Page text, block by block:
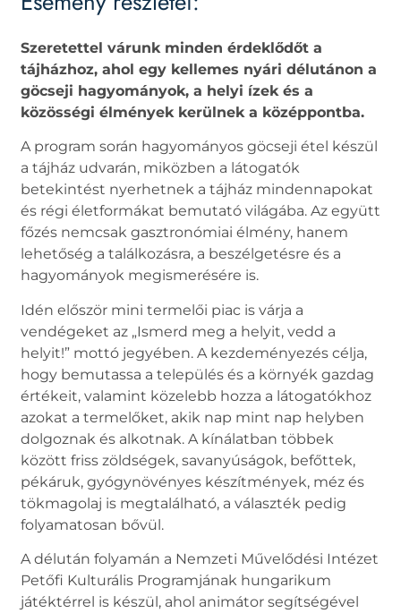
Szeretettel várunk minden érdeklődőt a
tájházhoz, ahol egy kellemes nyári délutánon a
göcseji hagyományok, a helyi ízek és a
közösségi élmények kerülnek a középpontba.
A program során hagyományos göcseji étel készül
a tájház udvarán, miközben a látogatók
betekintést nyerhetnek a tájház mindennapokat
és régi életformákat bemutató világába. Az együtt
főzés nemcsak gasztronómiai élmény, hanem
lehetőség a találkozásra, a beszélgetésre és a
hagyományok megismerésére is.
Idén először mini termelői piac is várja a
vendégeket az „Ismerd meg a helyit, vedd a
helyit!” mottó jegyében. A kezdeményezés célja,
hogy bemutassa a település és a környék gazdag
értékeit, valamint közelebb hozza a látogatókhoz
azokat a termelőket, akik nap mint nap helyben
dolgoznak és alkotnak. A kínálatban többek
között friss zöldségek, savanyúságok, befőttek,
pékáruk, gyógynövényes készítmények, méz és
tökmagolaj is megtalálható, a választék pedig
folyamatosan bővül.
A délután folyamán a Nemzeti Művelődési Intézet
Petőfi Kulturális Programjának hungarikum
játéktérrel is készül, ahol animátor segítségével